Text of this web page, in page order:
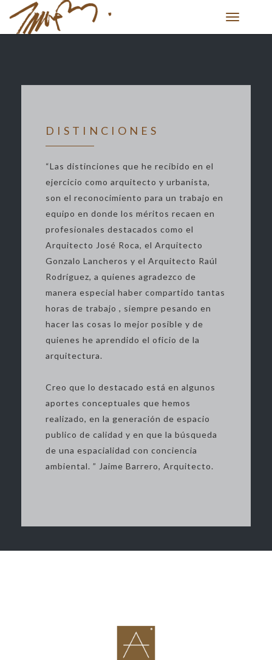
Toggle
DISTINCIONES
“Las distinciones que he recibido en el
ejercicio como arquitecto y urbanista,
son el reconocimiento para un trabajo en
equipo en donde los méritos recaen en
profesionales destacados como el
Arquitecto José Roca, el Arquitecto
Gonzalo Lancheros y el Arquitecto Raúl
Rodríguez, a quienes agradezco de
manera especial haber compartido tantas
horas de trabajo , siempre pesando en
hacer las cosas lo mejor posible y de
quienes he aprendido el oficio de la
arquitectura.
Creo que lo destacado está en algunos
aportes conceptuales que hemos
realizado, en la generación de espacio
publico de calidad y en que la búsqueda
de una espacialidad con conciencia
ambiental. ” Jaime Barrero, Arquitecto.